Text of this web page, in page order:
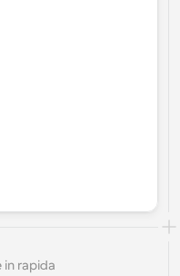
in rapida